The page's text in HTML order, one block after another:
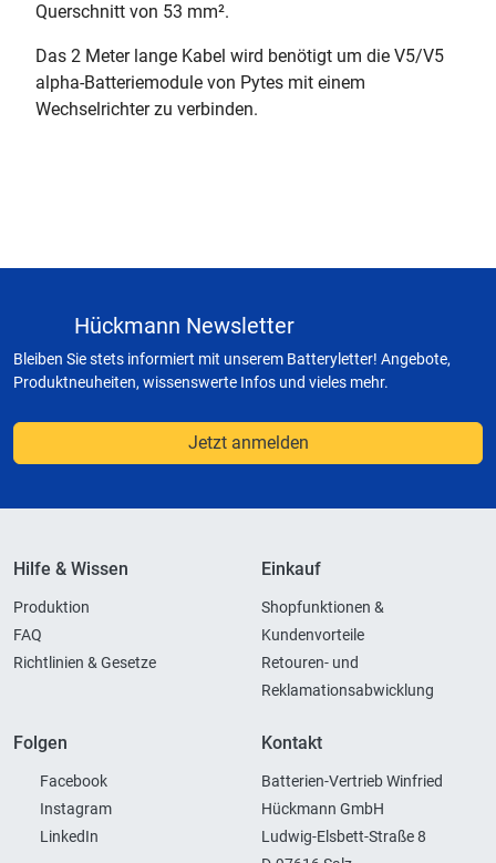
Querschnitt von 53 mm².
Das 2 Meter lange Kabel wird benötigt um die V5/V5
alpha-Batteriemodule von Pytes mit einem
Wechselrichter zu verbinden.
Hückmann Newsletter
Bleiben Sie stets informiert mit unserem Batteryletter! Angebote,
Produktneuheiten, wissenswerte Infos und vieles mehr.
Jetzt anmelden
Hilfe & Wissen
Produktion
FAQ
Richtlinien & Gesetze
Einkauf
Shopfunktionen &
Kundenvorteile
Retouren- und
Reklamationsabwicklung
Folgen
Facebook
Instagram
LinkedIn
Kontakt
Batterien-Vertrieb Winfried
Hückmann GmbH
Ludwig-Elsbett-Straße 8